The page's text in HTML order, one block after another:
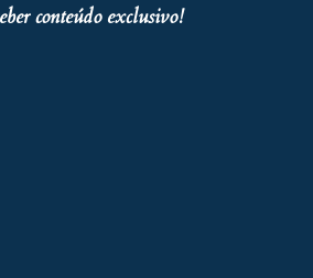
conteúdo exclusivo!